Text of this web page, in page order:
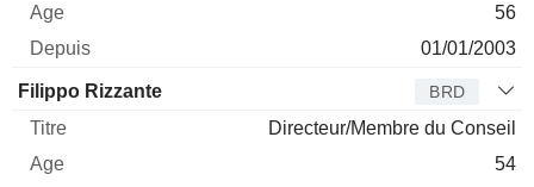
56
01/01/2003
Filippo Rizzante BRD
Directeur/Membre du Conseil
54